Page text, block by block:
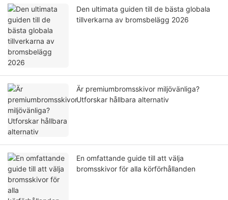
Den ultimata guiden till de bästa globala
tillverkarna av bromsbelägg 2026
Är premiumbromsskivor miljövänliga?
Utforskar hållbara alternativ
En omfattande guide till att välja
bromsskivor för alla körförhållanden